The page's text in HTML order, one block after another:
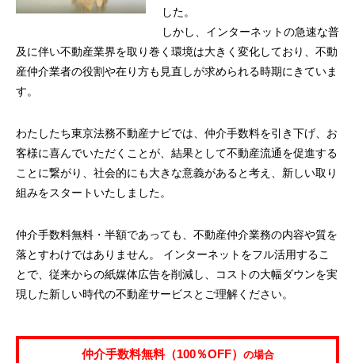
した。
しかし、インターネットの急速な普
及に伴い不動産業界を取り巻く環境は大きく変化しており、不動
産仲介業者の役割や在り方も見直しが求められる時期にきていま
す。
わたしたち東京法務不動産ナビでは、仲介手数料を引き下げ、お
客様に喜んでいただくことが、結果として不動産流通を促進する
ことに繋がり、社会的にも大きな意義があると考え、新しい取り
組みをスタートいたしました。
仲介手数料無料・半額であっても、不動産仲介業務の内容や質を
落とすわけではありません。 インターネットをフル活用するこ
とで、従来からの紙媒体広告を削減し、コストの大幅ダウンを実
現した新しい時代の不動産サービスとご理解ください。
仲介手数料無料（100％OFF） の場合